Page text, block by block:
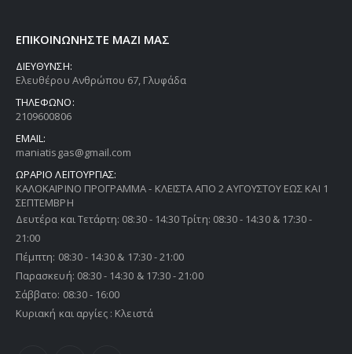
ΕΠΙΚΟΙΝΩΝΗΣΤΕ ΜΑΖΙ ΜΑΣ
ΔΙΕΥΘΥΝΣΗ:
Ελευθέρου Ανθρώπου 67, Γλυφάδα
ΤΗΛΕΦΩΝΟ:
2109600806
EMAIL:
maniatisgas@gmail.com
ΩΡΑΡΙΟ ΛΕΙΤΟΥΡΓΙΑΣ:
ΚΑΛΟΚΑΙΡΙΝΟ ΠΡΟΓΡΑΜΜΑ - ΚΛΕΙΣΤΑ ΑΠΟ 2 ΑΥΓΟΥΣΤΟΥ ΕΩΣ ΚΑΙ 1
ΣΕΠΤΕΜΒΡΗ
Δευτέρα και Τετάρτη: 08:30 - 14:30 Τρίτη: 08:30 - 14:30 & 17:30 -
21:00
Πέμπτη: 08:30 - 14:30 & 17:30 - 21:00
Παρασκευή: 08:30 - 14:30 & 17:30 - 21:00
Σάββατο: 08:30 - 16:00
Κυριακή και αργίες : Κλειστά